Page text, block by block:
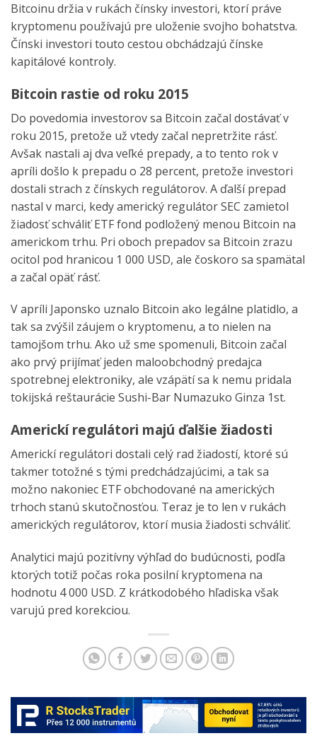
Bitcoinu držia v rukách čínsky investori, ktorí práve
kryptomenu používajú pre uloženie svojho bohatstva.
Čínski investori touto cestou obchádzajú čínske
kapitálové kontroly.
Bitcoin rastie od roku 2015
Do povedomia investorov sa Bitcoin začal dostávať v
roku 2015, pretože už vtedy začal nepretržite rásť.
Avšak nastali aj dva veľké prepady, a to tento rok v
apríli došlo k prepadu o 28 percent, pretože investori
dostali strach z čínskych regulátorov. A ďalší prepad
nastal v marci, kedy americký regulátor SEC zamietol
žiadosť schváliť ETF fond podložený menou Bitcoin na
americkom trhu. Pri oboch prepadov sa Bitcoin zrazu
ocitol pod hranicou 1 000 USD, ale čoskoro sa spamätal
a začal opäť rásť.
V apríli Japonsko uznalo Bitcoin ako legálne platidlo, a
tak sa zvýšil záujem o kryptomenu, a to nielen na
tamojšom trhu. Ako už sme spomenuli, Bitcoin začal
ako prvý prijímať jeden maloobchodný predajca
spotrebnej elektroniky, ale vzápätí sa k nemu pridala
tokijská reštaurácie Sushi-Bar Numazuko Ginza 1st.
Americkí regulátori majú ďalšie žiadosti
Americkí regulátori dostali celý rad žiadostí, ktoré sú
takmer totožné s tými predchádzajúcimi, a tak sa
možno nakoniec ETF obchodované na amerických
trhoch stanú skutočnosťou. Teraz je to len v rukách
amerických regulátorov, ktorí musia žiadosti schváliť.
Analytici majú pozitívny výhľad do budúcnosti, podľa
ktorých totiž počas roka posilní kryptomena na
hodnotu 4 000 USD. Z krátkodobého hľadiska však
varujú pred korekciou.